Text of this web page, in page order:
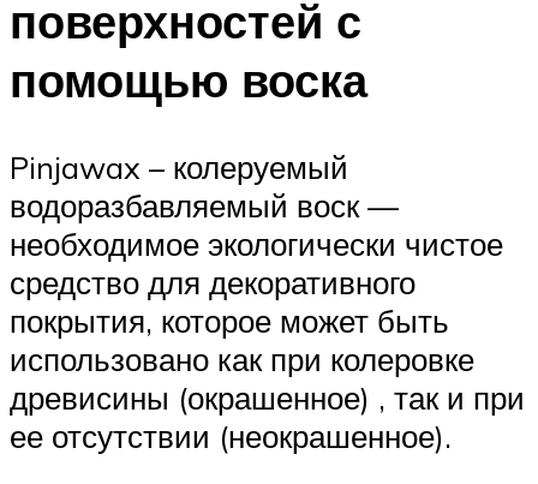
поверхностей с
помощью воска
Pinjawax – колеруемый
водоразбавляемый воск —
необходимое экологически чистое
средство для декоративного
покрытия, которое может быть
использовано как при колеровке
древисины (окрашенное) , так и при
ее отсутствии (неокрашенное).